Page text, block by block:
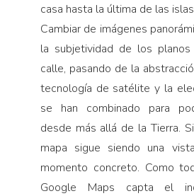
casa hasta la última de las
Cambiar de imágenes
la subjetividad de los
calle, pasando de la
tecnología de satélite y la
se han combinado para
desde más allá de la Tierra.
mapa sigue siendo una
momento concreto. Como
Google Maps capta el